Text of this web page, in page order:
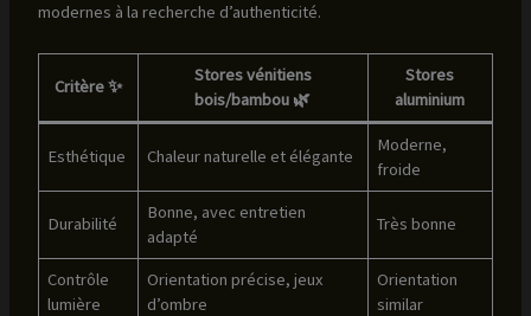
modernes à la recherche d’authenticité.
Critère ✨
Stores vénitiens
bois/bambou 🌿
Stores
aluminium
Esthétique Chaleur naturelle et élégante
Moderne,
froide
Durabilité
Bonne, avec entretien
adapté
Très bonne
Contrôle
lumière
Orientation précise, jeux
d’ombre
Orientation
similar